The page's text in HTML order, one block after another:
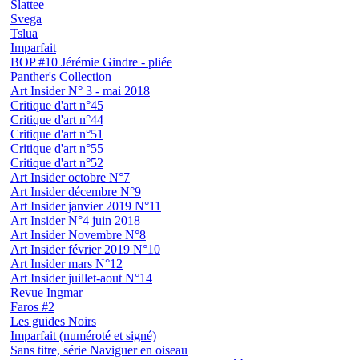
Slattee
Svega
Tslua
Imparfait
BOP #10 Jérémie Gindre - pliée
Panther's Collection
Art Insider N° 3 - mai 2018
Critique d'art n°45
Critique d'art n°44
Critique d'art n°51
Critique d'art n°55
Critique d'art n°52
Art Insider octobre N°7
Art Insider décembre N°9
Art Insider janvier 2019 N°11
Art Insider N°4 juin 2018
Art Insider Novembre N°8
Art Insider février 2019 N°10
Art Insider mars N°12
Art Insider juillet-aout N°14
Revue Ingmar
Faros #2
Les guides Noirs
Imparfait (numéroté et signé)
Sans titre, série Naviguer en oiseau